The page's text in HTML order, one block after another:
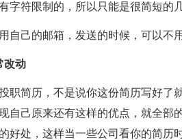
字符限制的，所以只能是很简短的
自己的邮箱，发送的时候，可以不
改动
职简历，不是说你这份简历写好了
自己原来还有这样的优点，就全部
好处，这样当一些公司看你的简